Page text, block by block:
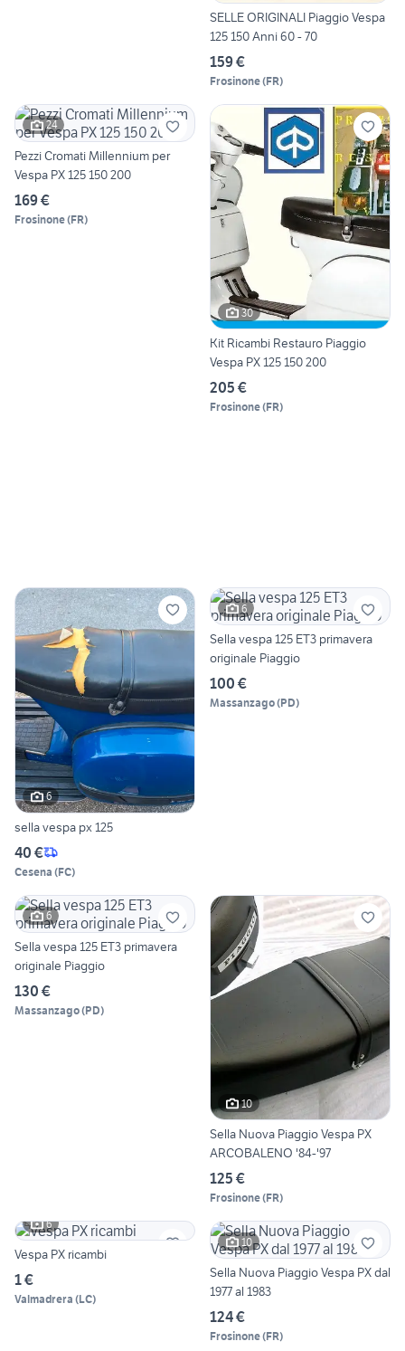
SELLE ORIGINALI Piaggio Vespa
125 150 Anni 60 - 70
159 €
Frosinone(FR)
24
Pezzi Cromati Millennium per
Vespa PX 125 150 200
169 €
Frosinone(FR)
30
Kit Ricambi Restauro Piaggio
Vespa PX 125 150 200
205 €
Frosinone(FR)
6
sella vespa px 125
40 €
Cesena (FC)
6
Sella vespa 125 ET3 primavera
originale Piaggio
100 €
Massanzago(PD)
6
Sella vespa 125 ET3 primavera
originale Piaggio
130 €
Massanzago(PD)
10
Sella Nuova Piaggio Vespa PX
ARCOBALENO '84-'97
125 €
Frosinone(FR)
6
Vespa PX ricambi
1 €
Valmadrera (LC)
10
Sella Nuova Piaggio Vespa PX dal
1977 al 1983
124 €
Frosinone(FR)